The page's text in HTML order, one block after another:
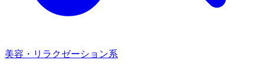
美容・リラクゼーション系